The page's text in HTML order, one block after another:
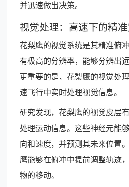
并迅速做出决策。
视觉处理：高速下的精
花梨鹰的视觉系统是其精准俯
有极高的分辨率，能够分辨出
更重要的是，花梨鹰的视觉处
速飞行中实时处理视觉信息。
研究发现，花梨鹰的视觉皮层
处理运动信息。这些神经元能
向和速度，并预测其未来位置
鹰能够在俯冲中提前调整轨迹
物的移动。